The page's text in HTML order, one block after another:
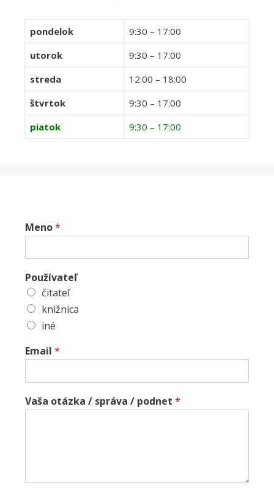
pondelok
9:30 – 17:00
utorok
9:30 – 17:00
streda
12:00 – 18:00
štvrtok
9:30 – 17:00
piatok
9:30 – 17:00
Meno*
Používateľ
čitateľ
knižnica
iné
Email *
Vaša otázka / správa / podnet *